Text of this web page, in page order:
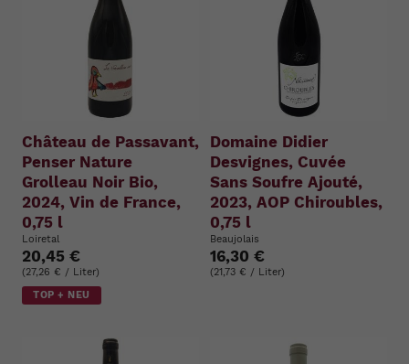
Château de Passavant,
Penser Nature
Grolleau Noir Bio,
2024, Vin de France,
0,75 l
Loiretal
20,45 €
(27,26 € / Liter)
TOP + NEU
Domaine Didier
Desvignes, Cuvée
Sans Soufre Ajouté,
2023, AOP Chiroubles,
0,75 l
Beaujolais
16,30 €
(21,73 € / Liter)